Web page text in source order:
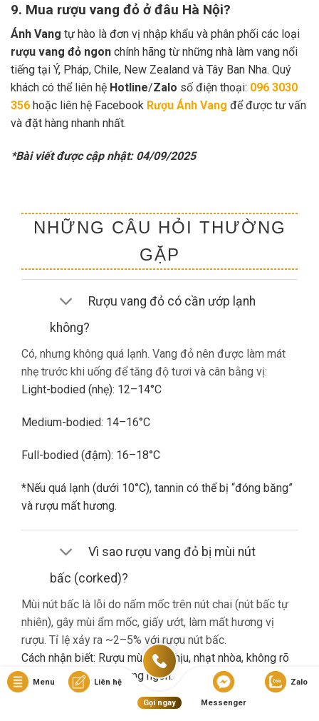
9. Mua rượu vang đỏ ở đâu Hà Nội?
Ánh Vang tự hào là đơn vị nhập khẩu và phân phối các loại
rượu vang đỏ ngon chính hãng từ những nhà làm vang nổi
tiếng tại Ý, Pháp, Chile, New Zealand và Tây Ban Nha. Quý
khách có thể liên hệ Hotline/Zalo số điện thoại: 096 3030
356 hoặc liên hệ Facebook Rượu Ánh Vang để được tư vấn
và đặt hàng nhanh nhất.
*Bài viết được cập nhật: 04/09/2025
NHỮNG CÂU HỎI THƯỜNG
GẶP
Rượu vang đỏ có cần ướp lạnh
không?
Có, nhưng không quá lạnh. Vang đỏ nên được làm mát
nhẹ trước khi uống để tăng độ tươi và cân bằng vị:
Light-bodied (nhẹ): 12–14°C
Medium-bodied: 14–16°C
Full-bodied (đậm): 16–18°C
*Nếu quá lạnh (dưới 10°C), tannin có thể bị “đóng băng”
và rượu mất hương.
Vì sao rượu vang đỏ bị mùi nút
bấc (corked)?
Mùi nút bấc là lỗi do nấm mốc trên nút chai (nút bấc tự
nhiên), gây mùi ẩm mốc, giấy ướt, làm mất hương vị
rượu. Tỉ lệ xảy ra ~2–5% với rượu nút bấc.
Cách nhận biết: Rượu mùi khó chịu, nhạt nhòa, không rõ
hương trái cây dù là vang ngon.
Nếu gặp lỗi này, bạn nên liên hệ cửa hàng đổi trả (nếu có
Menu Liên hệ
Gọi ngay Messenger
Zalo